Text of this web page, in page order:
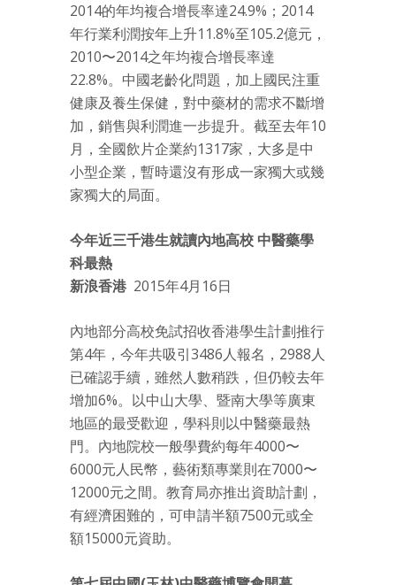
2014的年均複合增長率達24.9%；2014
年行業利潤按年上升11.8%至105.2億元，
2010〜2014之年均複合增長率達
22.8%。中國老齡化問題，加上國民注重
健康及養生保健，對中藥材的需求不斷增
加，銷售與利潤進一步提升。截至去年10
月，全國飲片企業約1317家，大多是中
小型企業，暫時還沒有形成一家獨大或幾
家獨大的局面。
今年近三千港生就讀內地高校 中醫藥學
科最熱
新浪香港 2015年4月16日
內地部分高校免試招收香港學生計劃推行
第4年，今年共吸引3486人報名，2988人
已確認手續，雖然人數稍跌，但仍較去年
增加6%。以中山大學、暨南大學等廣東
地區的最受歡迎，學科則以中醫藥最熱
門。內地院校一般學費約每年4000〜
6000元人民幣，藝術類專業則在7000〜
12000元之間。教育局亦推出資助計劃，
有經濟困難的，可申請半額7500元或全
額15000元資助。